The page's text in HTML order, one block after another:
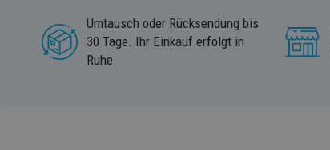
Umtausch oder Rücksendung bis
30 Tage. Ihr Einkauf erfolgt in
Ruhe.